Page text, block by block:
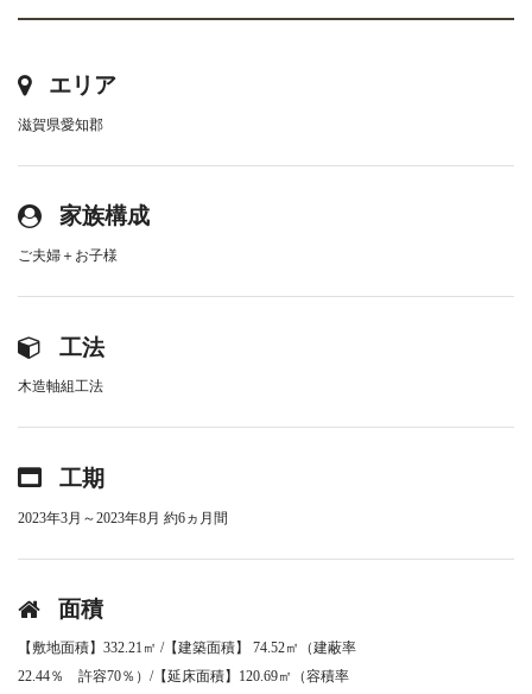
エリア
滋賀県愛知郡
家族構成
ご夫婦＋お子様
工法
木造軸組工法
工期
2023年3月～2023年8月 約6ヵ月間
面積
【敷地面積】332.21㎡ /【建築面積】 74.52㎡（建蔽率
22.44％ 許容70％）/【延床面積】120.69㎡（容積率